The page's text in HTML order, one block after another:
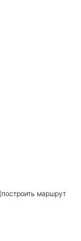
маршрут